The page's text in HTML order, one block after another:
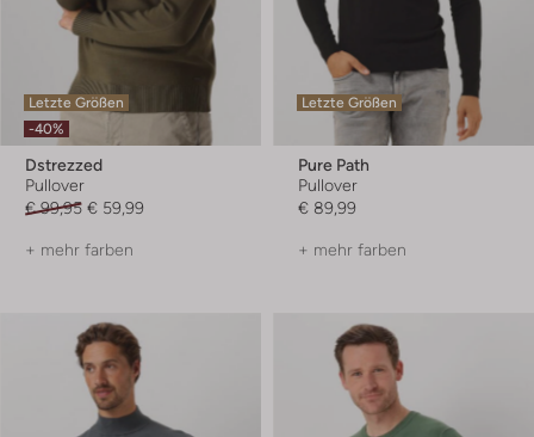
Letzte Größen
-40%
Dstrezzed
Pullover
€ 99,95 € 59,99
+ mehr farben
Letzte Größen
Pure Path
Pullover
€ 89,99
+ mehr farben